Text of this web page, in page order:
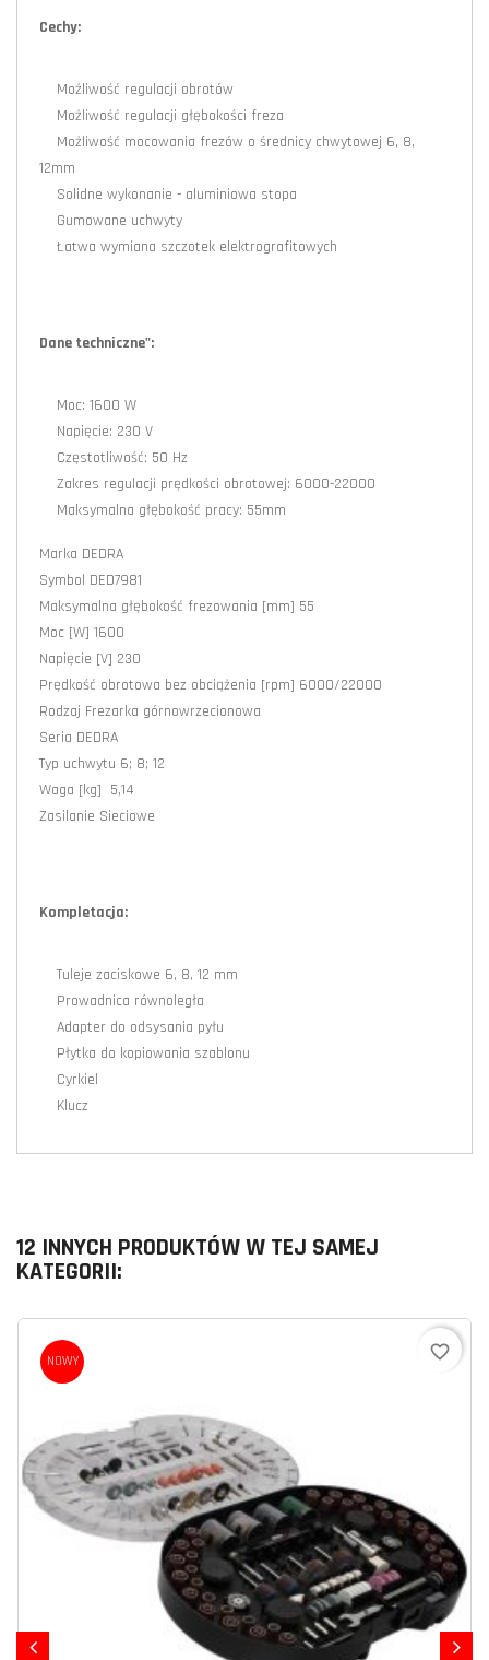
Cechy:
Możliwość regulacji obrotów
Możliwość regulacji głębokości freza
Możliwość mocowania frezów o średnicy chwytowej 6, 8,
12mm
Solidne wykonanie - aluminiowa stopa
Gumowane uchwyty
Łatwa wymiana szczotek elektrografitowych
Dane techniczne":
Moc: 1600 W
Napięcie: 230 V
Częstotliwość: 50 Hz
Zakres regulacji prędkości obrotowej: 6000-22000
Maksymalna głębokość pracy: 55mm
Marka DEDRA
Symbol DED7981
Maksymalna głębokość frezowania [mm] 55
Moc [W] 1600
Napięcie [V] 230
Prędkość obrotowa bez obciążenia [rpm] 6000/22000
Rodzaj Frezarka górnowrzecionowa
Seria DEDRA
Typ uchwytu 6; 8; 12
Waga [kg] 5,14
Zasilanie Sieciowe
Kompletacja:
Tuleje zaciskowe 6, 8, 12 mm
Prowadnica równoległa
Adapter do odsysania pyłu
Płytka do kopiowania szablonu
Cyrkiel
Klucz
12 INNYCH PRODUKTÓW W TEJ SAMEJ
KATEGORII:
NOWY favorite_border